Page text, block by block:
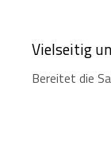
Vielseitig
Bereitet die